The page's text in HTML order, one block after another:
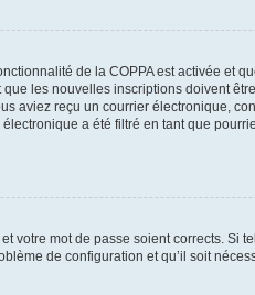
de la COPPA est activée et
les nouvelles inscriptions doivent
aviez reçu un courrier électronique,
a été filtré en tant que
votre mot de passe soient corrects. Si
de configuration et qu’il soit